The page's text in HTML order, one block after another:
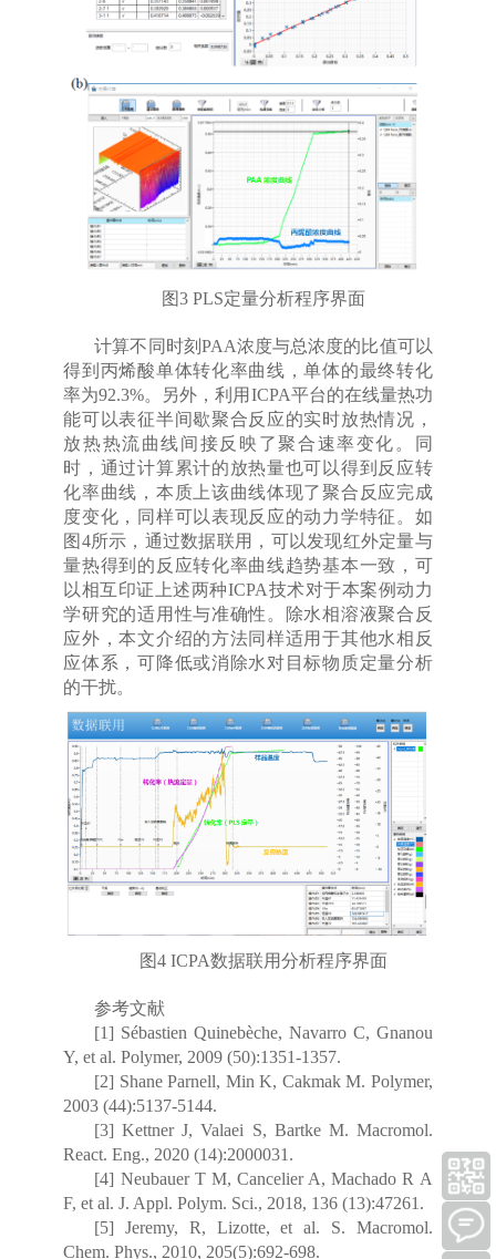
图3 PLS定量分析程序界面
计算不同时刻PAA浓度与总浓度的比值可以
得到丙烯酸单体转化率曲线，单体的最终转化
率为92.3%。另外，利用ICPA平台的在线量热功
能可以表征半间歇聚合反应的实时放热情况，
放热热流曲线间接反映了聚合速率变化。同
时，通过计算累计的放热量也可以得到反应转
化率曲线，本质上该曲线体现了聚合反应完成
度变化，同样可以表现反应的动力学特征。如
图4所示，通过数据联用，可以发现红外定量与
量热得到的反应转化率曲线趋势基本一致，可
以相互印证上述两种ICPA技术对于本案例动力
学研究的适用性与准确性。除水相溶液聚合反
应外，本文介绍的方法同样适用于其他水相反
应体系，可降低或消除水对目标物质定量分析
的干扰。
图4 ICPA数据联用分析程序界面
参考文献
[1] Sébastien Quinebèche, Navarro C, Gnanou
Y, et al. Polymer, 2009 (50):1351-1357.
[2] Shane Parnell, Min K, Cakmak M. Polymer,
2003 (44):5137-5144.
[3] Kettner J, Valaei S, Bartke M. Macromol.
React. Eng., 2020 (14):2000031.
[4] Neubauer T M, Cancelier A, Machado R A
F, et al. J. Appl. Polym. Sci., 2018, 136 (13):47261.
[5] Jeremy, R, Lizotte, et al. S. Macromol.
Chem. Phys., 2010, 205(5):692-698.